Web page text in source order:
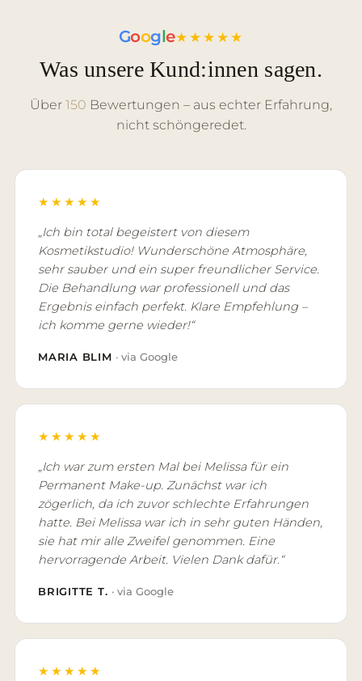
Google★★★★★
Was unsere Kund:innen sagen.
Über 150 Bewertungen – aus echter Erfahrung,
nicht schöngeredet.
★★★★★
„Ich bin total begeistert von diesem
Kosmetikstudio! Wunderschöne Atmosphäre,
sehr sauber und ein super freundlicher Service.
Die Behandlung war professionell und das
Ergebnis einfach perfekt. Klare Empfehlung –
ich komme gerne wieder!“
MARIA BLIM · via Google
★★★★★
„Ich war zum ersten Mal bei Melissa für ein
Permanent Make-up. Zunächst war ich
zögerlich, da ich zuvor schlechte Erfahrungen
hatte. Bei Melissa war ich in sehr guten Händen,
sie hat mir alle Zweifel genommen. Eine
hervorragende Arbeit. Vielen Dank dafür.“
BRIGITTE T. · via Google
★★★★★